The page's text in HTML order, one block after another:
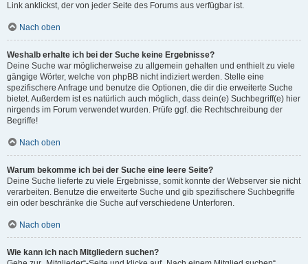
Link anklickst, der von jeder Seite des Forums aus verfügbar ist.
Nach oben
Weshalb erhalte ich bei der Suche keine Ergebnisse?
Deine Suche war möglicherweise zu allgemein gehalten und enthielt zu viele
gängige Wörter, welche von phpBB nicht indiziert werden. Stelle eine
spezifischere Anfrage und benutze die Optionen, die dir die erweiterte Suche
bietet. Außerdem ist es natürlich auch möglich, dass dein(e) Suchbegriff(e) hier
nirgends im Forum verwendet wurden. Prüfe ggf. die Rechtschreibung der
Begriffe!
Nach oben
Warum bekomme ich bei der Suche eine leere Seite?
Deine Suche lieferte zu viele Ergebnisse, somit konnte der Webserver sie nicht
verarbeiten. Benutze die erweiterte Suche und gib spezifischere Suchbegriffe
ein oder beschränke die Suche auf verschiedene Unterforen.
Nach oben
Wie kann ich nach Mitgliedern suchen?